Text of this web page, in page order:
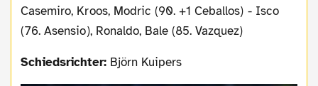
Casemiro, Kroos, Modric (90. +1 Ceballos) - Isco
(76. Asensio), Ronaldo, Bale (85. Vazquez)
Schiedsrichter:Björn Kuipers